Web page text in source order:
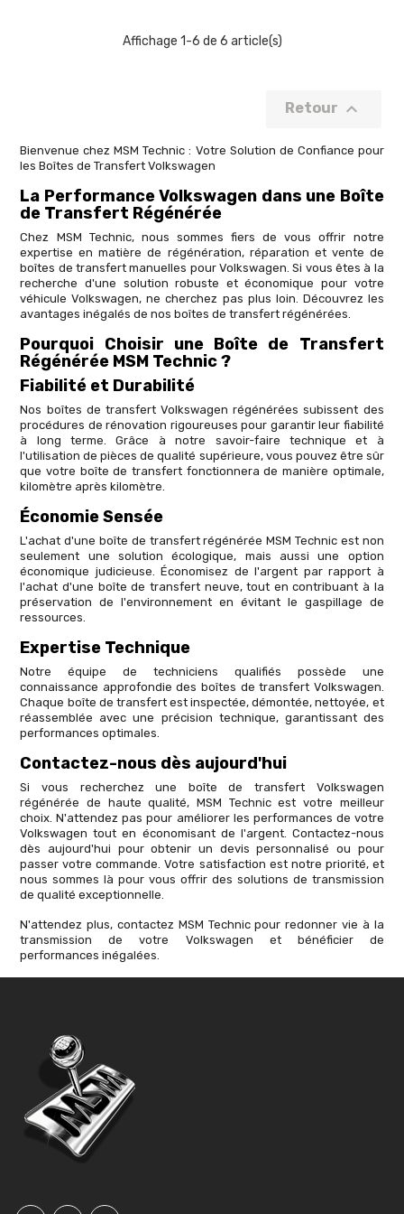
Affichage 1-6 de 6 article(s)
Retour 
Bienvenue chez MSM Technic : Votre Solution de Confiance pour
les Boîtes de Transfert Volkswagen
La Performance Volkswagen dans une Boîte
de Transfert Régénérée
Chez MSM Technic, nous sommes fiers de vous offrir notre
expertise en matière de régénération, réparation et vente de
boîtes de transfert manuelles pour Volkswagen. Si vous êtes à la
recherche d'une solution robuste et économique pour votre
véhicule Volkswagen, ne cherchez pas plus loin. Découvrez les
avantages inégalés de nos boîtes de transfert régénérées.
Pourquoi Choisir une Boîte de Transfert
Régénérée MSM Technic ?
Fiabilité et Durabilité
Nos boîtes de transfert Volkswagen régénérées subissent des
procédures de rénovation rigoureuses pour garantir leur fiabilité
à long terme. Grâce à notre savoir-faire technique et à
l'utilisation de pièces de qualité supérieure, vous pouvez être sûr
que votre boîte de transfert fonctionnera de manière optimale,
kilomètre après kilomètre.
Économie Sensée
L'achat d'une boîte de transfert régénérée MSM Technic est non
seulement une solution écologique, mais aussi une option
économique judicieuse. Économisez de l'argent par rapport à
l'achat d'une boîte de transfert neuve, tout en contribuant à la
préservation de l'environnement en évitant le gaspillage de
ressources.
Expertise Technique
Notre équipe de techniciens qualifiés possède une
connaissance approfondie des boîtes de transfert Volkswagen.
Chaque boîte de transfert est inspectée, démontée, nettoyée, et
réassemblée avec une précision technique, garantissant des
performances optimales.
Contactez-nous dès aujourd'hui
Si vous recherchez une boîte de transfert Volkswagen
régénérée de haute qualité, MSM Technic est votre meilleur
choix. N'attendez pas pour améliorer les performances de votre
Volkswagen tout en économisant de l'argent. Contactez-nous
dès aujourd'hui pour obtenir un devis personnalisé ou pour
passer votre commande. Votre satisfaction est notre priorité, et
nous sommes là pour vous offrir des solutions de transmission
de qualité exceptionnelle.
N'attendez plus, contactez MSM Technic pour redonner vie à la
transmission de votre Volkswagen et bénéficier de
performances inégalées.